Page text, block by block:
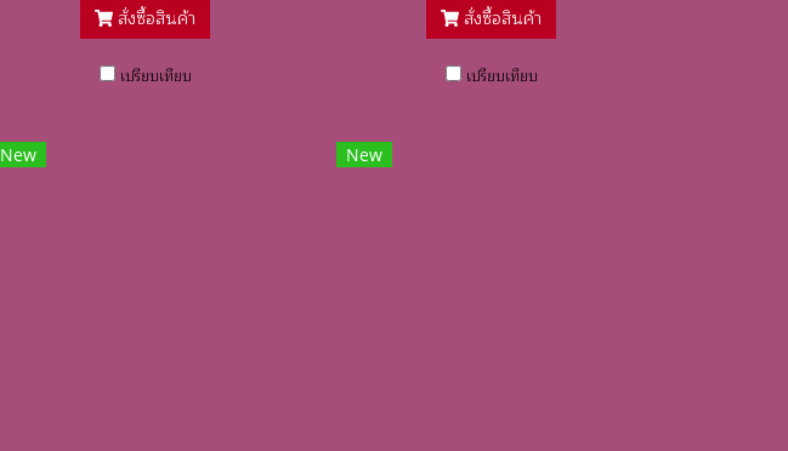
ลูกปืนประเภทนี้ ยังทนทานต่อแรงกระแทกได้
ดี มีความแข็งเกร็ง (Stiff) สูง
สั่งซื้อสินค้า
เปรียบเทียบ
วงแหวนในสองรางเอียงทำมุมกับแกนกลาง
ตลับลูกปืน
สั่งซื้อสินค้า
เปรียบเทียบ
New New